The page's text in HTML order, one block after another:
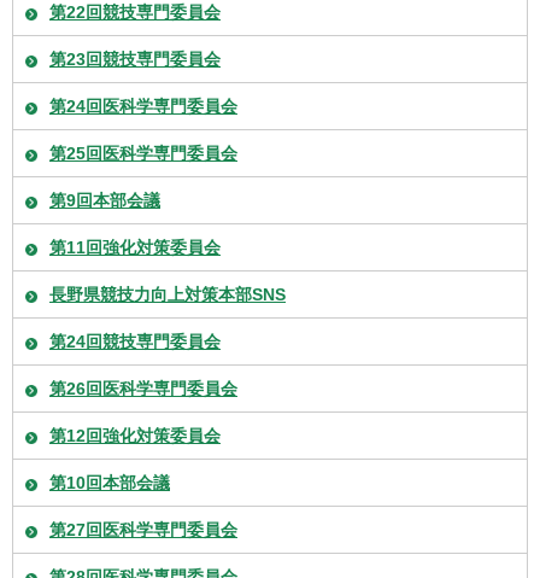
第22回競技専門委員会
第23回競技専門委員会
第24回医科学専門委員会
第25回医科学専門委員会
第9回本部会議
第11回強化対策委員会
長野県競技力向上対策本部SNS
第24回競技専門委員会
第26回医科学専門委員会
第12回強化対策委員会
第10回本部会議
第27回医科学専門委員会